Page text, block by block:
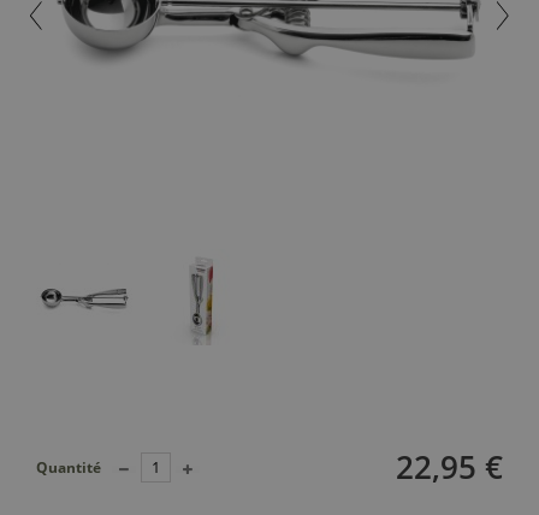
22,95 €
Quantité